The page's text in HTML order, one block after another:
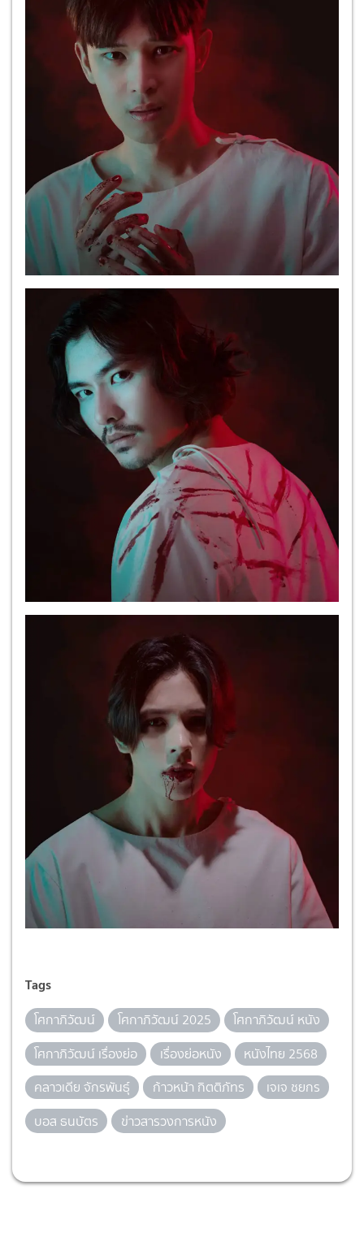
Tags
โศกาภิวัฒน์ โศกาภิวัฒน์ 2025
โศกาภิวัฒน์ หนัง
โศกาภิวัฒน์ เรื่องย่อ
เรื่องย่อหนัง
หนังไทย 2568
คลาวเดีย จักรพันธุ์
ก้าวหน้า กิตติภัทร
เจเจ ชยกร
บอส ธนบัตร
ข่าวสารวงการหนัง